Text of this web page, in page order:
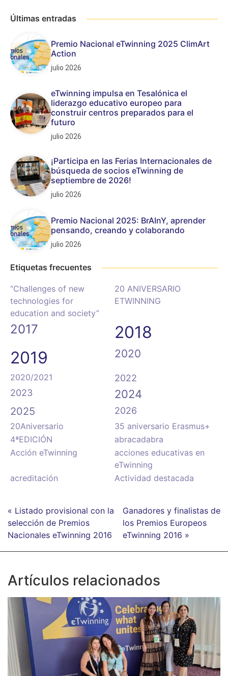
Últimas entradas
Premio Nacional eTwinning 2025 ClimArt
Action
julio 2026
eTwinning impulsa en Tesalónica el
liderazgo educativo europeo para
construir centros preparados para el
futuro
julio 2026
¡Participa en las Ferias Internacionales de
búsqueda de socios eTwinning de
septiembre de 2026!
julio 2026
Premio Nacional 2025: BrAInY, aprender
pensando, creando y colaborando
julio 2026
Etiquetas frecuentes
“Challenges of new
technologies for
education and society”
20 ANIVERSARIO
ETWINNING
2017
2018
2019
2020
2020/2021
2022
2023
2024
2025 2026
20Aniversario
35 aniversario Erasmus+
4ªEDICIÓN
abracadabra
Acción eTwinning
acciones educativas en
eTwinning
acreditación
Actividad destacada
« Listado provisional con la
selección de Premios
Nacionales eTwinning 2016
Ganadores y finalistas de
los Premios Europeos
eTwinning 2016 »
Artículos relacionados